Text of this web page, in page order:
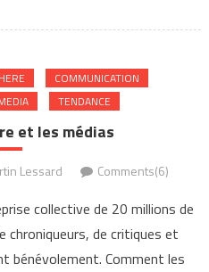
COMMUNICATION
TENDANCE
et les médias
Lessard Comments(6)
collective de 20 millions de
chroniqueurs, de critiques et
bénévolement. Comment les